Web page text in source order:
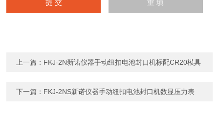
上一篇： FKJ-2N新诺仪器手动纽扣电池封口机标配CR20模具
下一篇： FKJ-2NS新诺仪器手动纽扣电池封口机数显压力表